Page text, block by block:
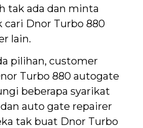
tak ada dan minta
Dnor Turbo 880
lain.
pilihan, customer
Turbo 880 autogate
beberapa syarikat
auto gate repairer
tak buat Dnor Turbo